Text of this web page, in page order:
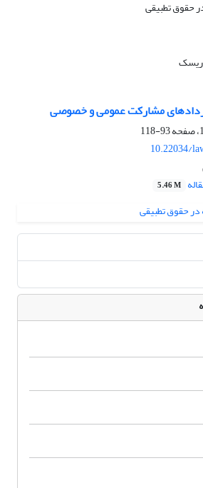
ریسک
مشارکت عمومی و خصوصی
93-118
10.22034/
5.46 M